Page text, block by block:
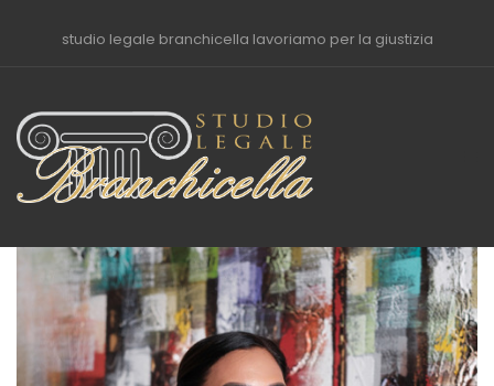
studio legale branchicella lavoriamo per la giustizia